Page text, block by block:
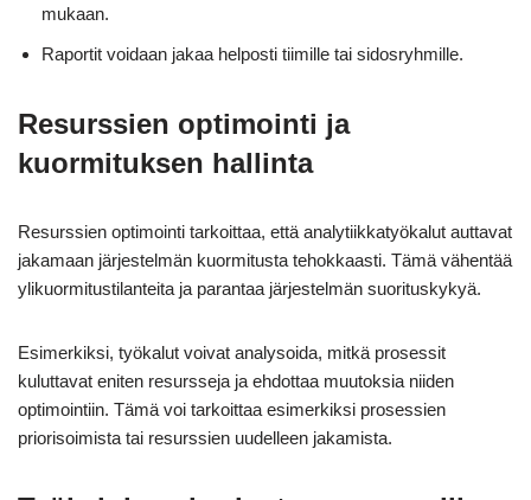
mukaan.
Raportit voidaan jakaa helposti tiimille tai sidosryhmille.
Resurssien optimointi ja
kuormituksen hallinta
Resurssien optimointi tarkoittaa, että analytiikkatyökalut auttavat
jakamaan järjestelmän kuormitusta tehokkaasti. Tämä vähentää
ylikuormitustilanteita ja parantaa järjestelmän suorituskykyä.
Esimerkiksi, työkalut voivat analysoida, mitkä prosessit
kuluttavat eniten resursseja ja ehdottaa muutoksia niiden
optimointiin. Tämä voi tarkoittaa esimerkiksi prosessien
priorisoimista tai resurssien uudelleen jakamista.